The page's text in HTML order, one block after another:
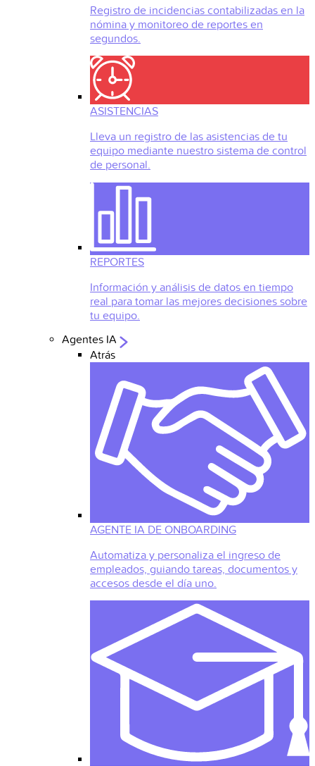
Registro de incidencias contabilizadas en la
nómina y monitoreo de reportes en
segundos.
ASISTENCIAS
Lleva un registro de las asistencias de tu
equipo mediante nuestro sistema de control
de personal.
REPORTES
Información y análisis de datos en tiempo
real para tomar las mejores decisiones sobre
tu equipo.
Agentes IA
Atrás
AGENTE IA DE ONBOARDING
Automatiza y personaliza el ingreso de
empleados, guiando tareas, documentos y
accesos desde el día uno.